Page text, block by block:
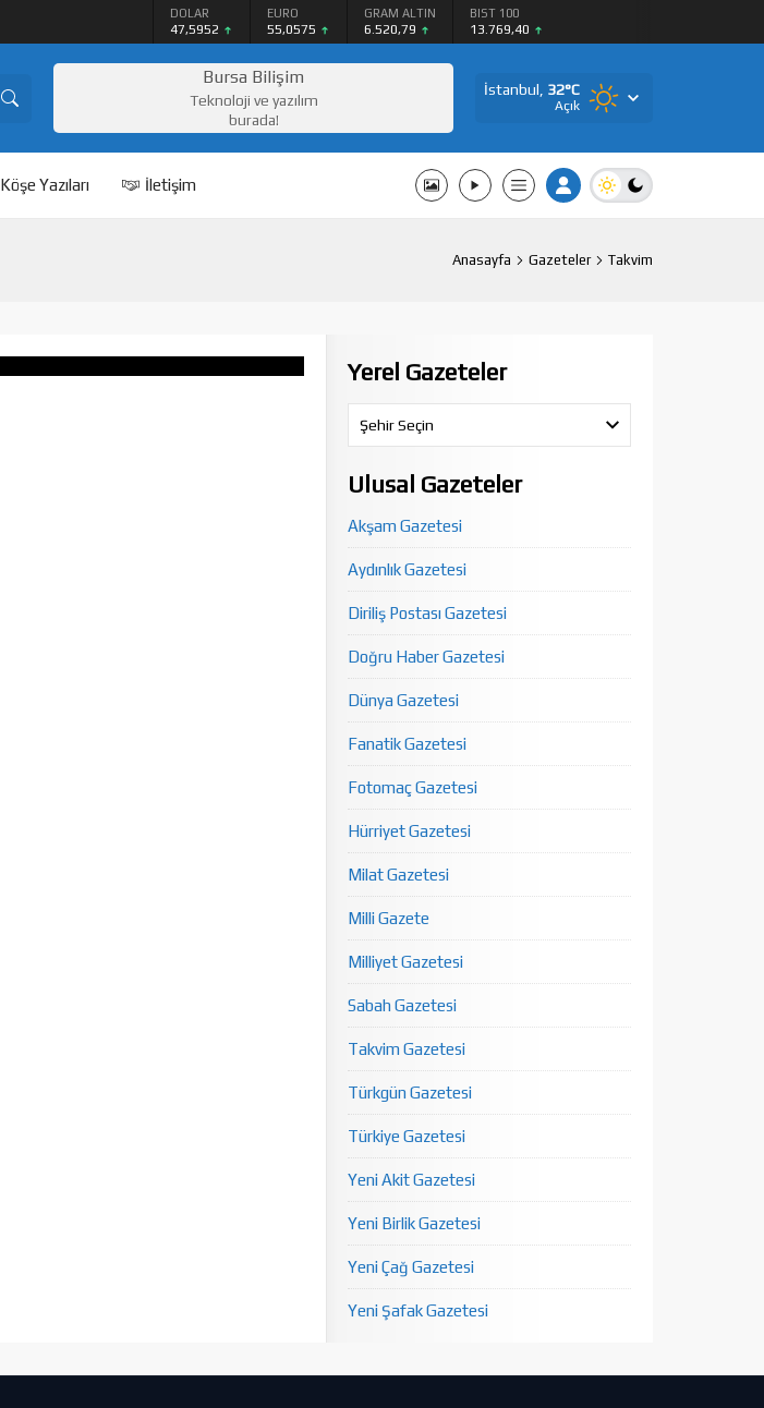
DOLAR
47,5952
EURO
55,0575
GRAM ALTIN
6.520,79
BIST 100
13.769,40
$64451Bursa Bilişim
Teknoloji ve yazılım
burada!
İstanbul, 32°C
Açık
Köşe Yazıları İletişim
Anasayfa Gazeteler Takvim
Yerel Gazeteler
Şehir Seçin
Ulusal Gazeteler
Akşam Gazetesi
Aydınlık Gazetesi
Diriliş Postası Gazetesi
Doğru Haber Gazetesi
Dünya Gazetesi
Fanatik Gazetesi
Fotomaç Gazetesi
Hürriyet Gazetesi
Milat Gazetesi
Milli Gazete
Milliyet Gazetesi
Sabah Gazetesi
Takvim Gazetesi
Türkgün Gazetesi
Türkiye Gazetesi
Yeni Akit Gazetesi
Yeni Birlik Gazetesi
Yeni Çağ Gazetesi
Yeni Şafak Gazetesi